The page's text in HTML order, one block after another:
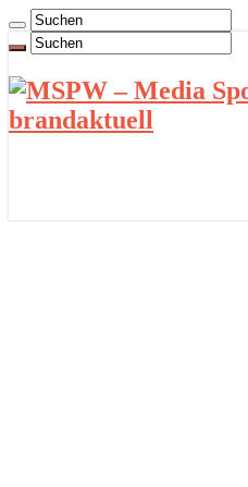
brandaktuell